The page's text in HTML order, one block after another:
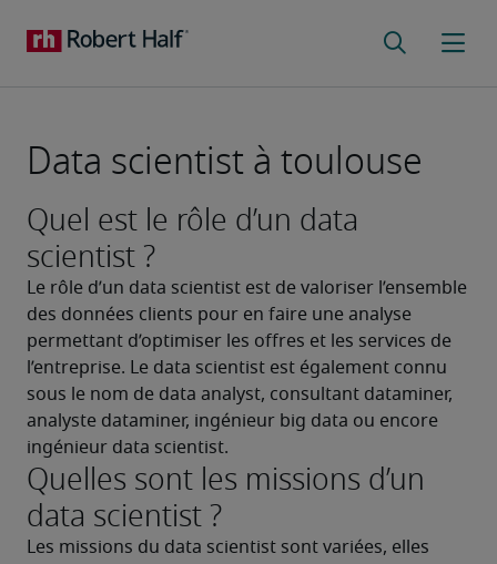
Data scientist à toulouse
Quel est le rôle d’un data
scientist ?
Le rôle d’un data scientist est de valoriser l’ensemble
des données clients pour en faire une analyse
permettant d’optimiser les offres et les services de
l’entreprise. Le data scientist est également connu
sous le nom de data analyst, consultant dataminer,
analyste dataminer, ingénieur big data ou encore
ingénieur data scientist.
Quelles sont les missions d’un
data scientist ?
Les missions du data scientist sont variées, elles